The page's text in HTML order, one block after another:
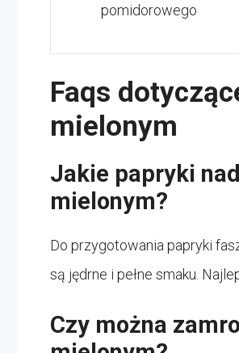
pomidorowego
Faqs
mielonym
Jakie papryki
mielonym?
Do przygotowania papryki
są jędrne i pełne smaku.
Czy można